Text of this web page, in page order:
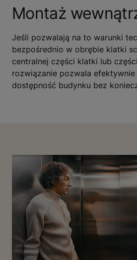
Montaż
Jeśli pozwalają na to warunki
bezpośrednio w obrębie klatki
centralnej części klatki lub
rozwiązanie pozwala
dostępność budynku bez